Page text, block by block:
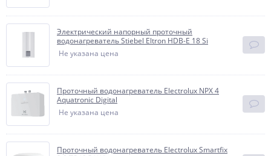
Электрический напорный проточный
водонагреватель Stiebel Eltron HDB-E 18 Si
Не указана цена
Проточный водонагреватель Electrolux NPX 4
Aquatronic Digital
Не указана цена
Проточный водонагреватель Electrolux Smartfix